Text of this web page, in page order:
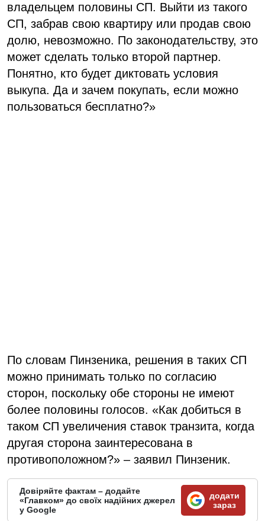
владельцем половины СП. Выйти из такого
СП, забрав свою квартиру или продав свою
долю, невозможно. По законодательству, это
может сделать только второй партнер.
Понятно, кто будет диктовать условия
выкупа. Да и зачем покупать, если можно
пользоваться бесплатно?»
По словам Пинзеника, решения в таких СП
можно принимать только по согласию
сторон, поскольку обе стороны не имеют
более половины голосов. «Как добиться в
таком СП увеличения ставок транзита, когда
другая сторона заинтересована в
противоположном?» – заявил Пинзеник.
Довіряйте фактам – додайте
«Главком» до своїх надійних джерел
у Google
додати
зараз